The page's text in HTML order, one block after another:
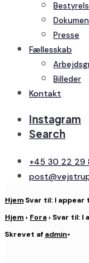
Presse
Fællesskab
Billeder
Kontakt
Instagram
Search
+45 30 22 29
HjemSvar til: I appear
Hjem› Fora› Svar til: I
Skrevet af admin•